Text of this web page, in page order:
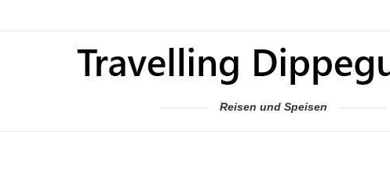
Reisen und Speisen